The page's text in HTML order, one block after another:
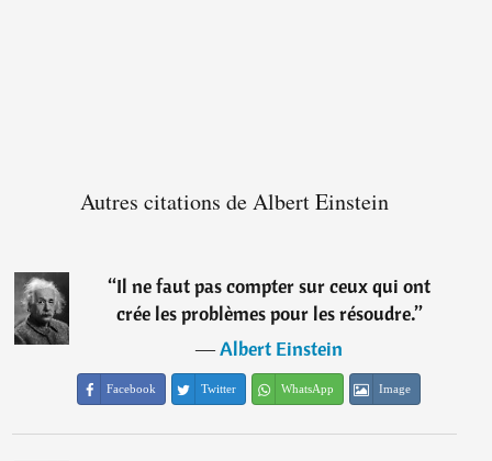
Autres citations de Albert Einstein
“Il ne faut pas compter sur ceux qui ont
crée les problèmes pour les résoudre.”
―Albert Einstein
Facebook Twitter WhatsApp Image